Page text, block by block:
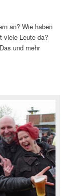
an? Wie haben
viele Leute da?
und mehr